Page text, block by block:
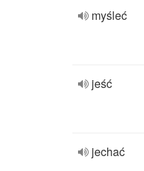
myśleć
jeść
jechać